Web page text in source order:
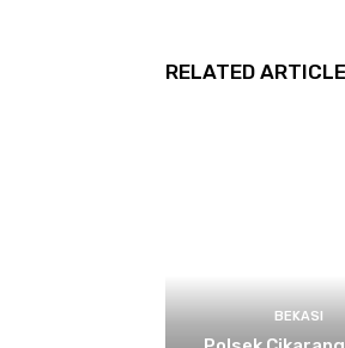
RELATED
BEKASI